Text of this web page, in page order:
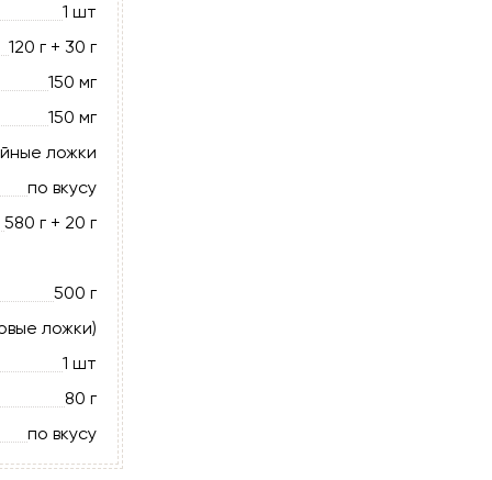
1 шт
120 г + 30 г
150 мг
150 мг
ложки
по вкусу
580 г + 20 г
500 г
ложки)
1 шт
80 г
по вкусу